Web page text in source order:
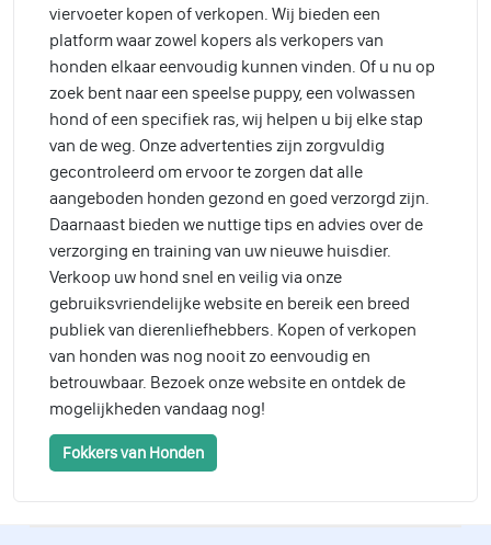
viervoeter kopen of verkopen. Wij bieden een
platform waar zowel kopers als verkopers van
honden elkaar eenvoudig kunnen vinden. Of u nu op
zoek bent naar een speelse puppy, een volwassen
hond of een specifiek ras, wij helpen u bij elke stap
van de weg. Onze advertenties zijn zorgvuldig
gecontroleerd om ervoor te zorgen dat alle
aangeboden honden gezond en goed verzorgd zijn.
Daarnaast bieden we nuttige tips en advies over de
verzorging en training van uw nieuwe huisdier.
Verkoop uw hond snel en veilig via onze
gebruiksvriendelijke website en bereik een breed
publiek van dierenliefhebbers. Kopen of verkopen
van honden was nog nooit zo eenvoudig en
betrouwbaar. Bezoek onze website en ontdek de
mogelijkheden vandaag nog!
Fokkers van Honden